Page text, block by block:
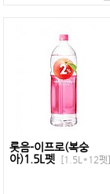
롯음-이프로(복숭
아)1.5L펫
[1.5L*12펫]